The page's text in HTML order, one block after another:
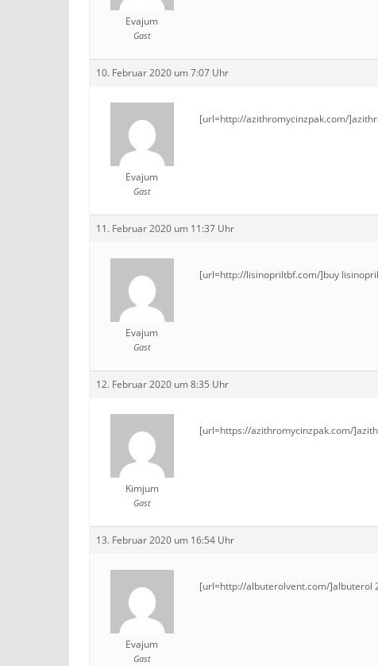
Evajum
Gast
10. Februar 2020 um 7:07 Uhr
Evajum
Gast
[url=http://azithromycinzpak.com/
11. Februar 2020 um 11:37 Uhr
Evajum
Gast
[url=http://lisinopriltbf.com/]buy
12. Februar 2020 um 8:35 Uhr
Kimjum
Gast
[url=https://azithromycinzpak.com/
13. Februar 2020 um 16:54 Uhr
Evajum
Gast
[url=http://albuterolvent.com/]albuterol